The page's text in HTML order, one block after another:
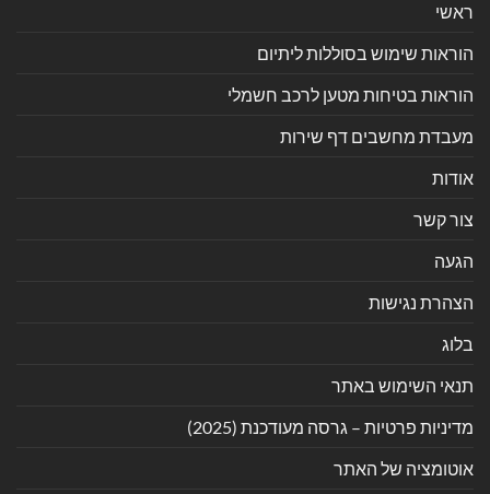
ראשי
הוראות שימוש בסוללות ליתיום
הוראות בטיחות מטען לרכב חשמלי
מעבדת מחשבים דף שירות
אודות
צור קשר
הגעה
הצהרת נגישות
בלוג
תנאי השימוש באתר
מדיניות פרטיות – גרסה מעודכנת (2025)
אוטומציה של האתר